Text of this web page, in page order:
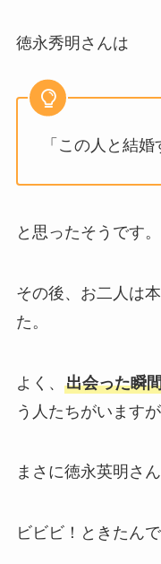
徳永秀明さんは
「この人と結婚
と思ったそうです。
その後、お二人は
た。
よく、 出会った瞬
う人たちがいますが
まさに徳永英明さ
ビビビ！ときたんで